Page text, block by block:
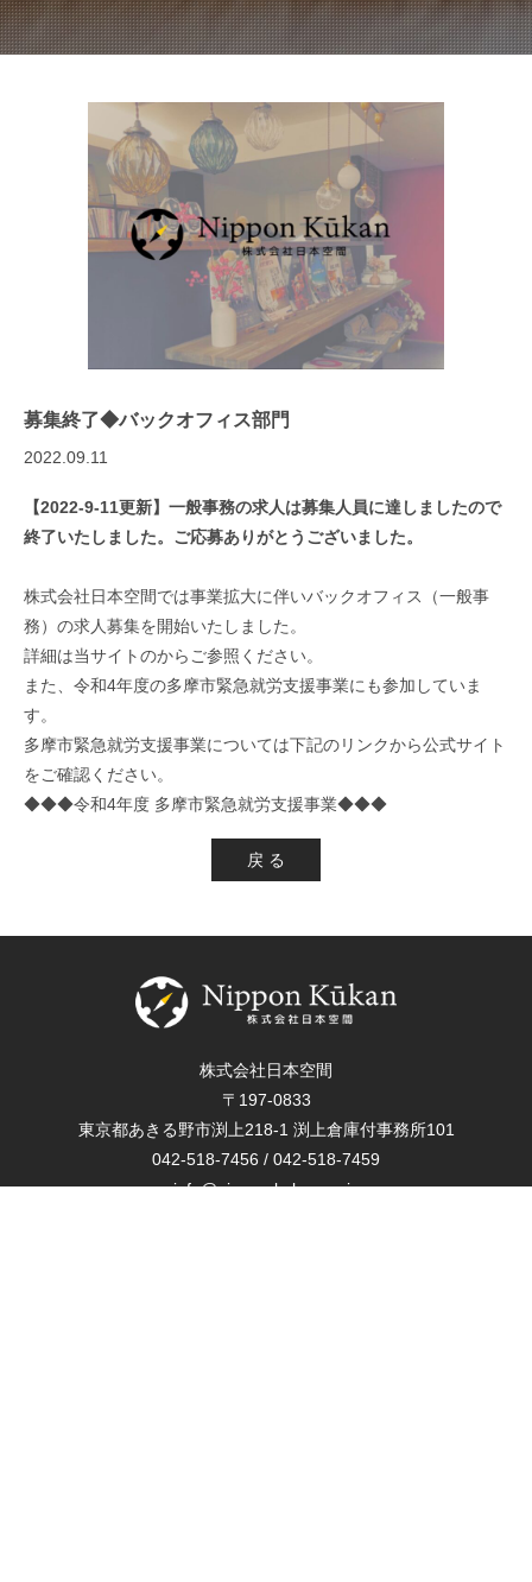
募集終了◆バックオフィス部門
2022.09.11
【2022-9-11更新】一般事務の求人は募集人員に達しましたので
終了いたしました。ご応募ありがとうございました。
株式会社日本空間では事業拡大に伴いバックオフィス（一般事
務）の求人募集を開始いたしました。
詳細は当サイトのからご参照ください。
また、令和4年度の多摩市緊急就労支援事業にも参加していま
す。
多摩市緊急就労支援事業については下記のリンクから公式サイト
をご確認ください。
◆◆◆令和4年度 多摩市緊急就労支援事業◆◆◆
戻 る
株式会社日本空間
〒197-0833
東京都あきる野市渕上218-1 渕上倉庫付事務所101
042-518-7456 / 042-518-7459
info@nippon-kukan.co.jp